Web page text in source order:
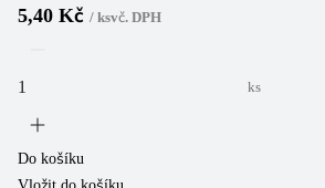
5,40 Kč / ksvč. DPH
ks
Do košíku